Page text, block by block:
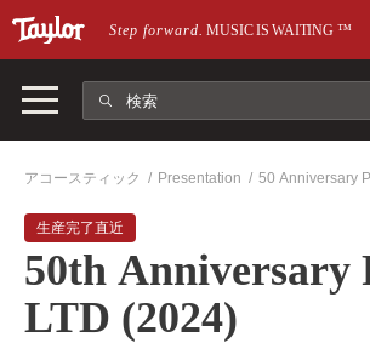
メインページにスキップ
Step forward. MUSIC IS WAITING™
アコースティック Presentation 50 Anniversary
生産完了直近
50th Anniversary
LTD (2024)